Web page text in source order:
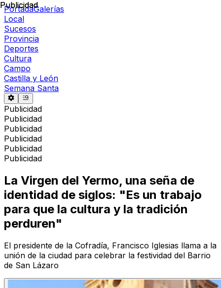
PortadaGalerías
Local
Sucesos
Provincia
Deportes
Cultura
Campo
Castilla y León
Semana Santa
Publicidad
Publicidad
Publicidad
Publicidad
Publicidad
Publicidad
Publicidad
La Virgen del Yermo, una seña de
identidad de siglos: "Es un trabajo
para que la cultura y la tradición
perduren"
El presidente de la Cofradía, Francisco Iglesias llama a la
unión de la ciudad para celebrar la festividad del Barrio
de San Lázaro
Publicidad